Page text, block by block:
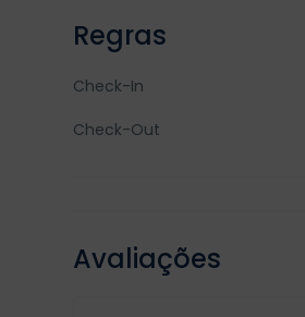
Regras
Check-In
Check-Out
Avaliações